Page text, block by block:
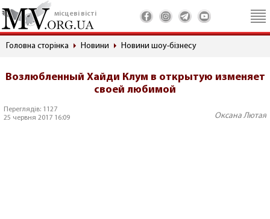
місцеві вісті
Головна сторінка Новини Новини шоу-бізнесу
Возлюбленный Хайди Клум в открытую изменяет
своей любимой
Переглядів: 1127
25 червня 2017 16:09
Оксана Лютая